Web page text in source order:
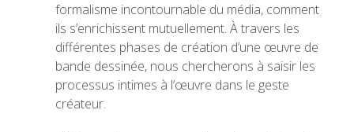
formalisme incontournable du média, comment
ils s’enrichissent mutuellement. À travers les
différentes phases de création d’une œuvre de
bande dessinée, nous chercherons à saisir les
processus intimes à l’œuvre dans le geste
créateur.